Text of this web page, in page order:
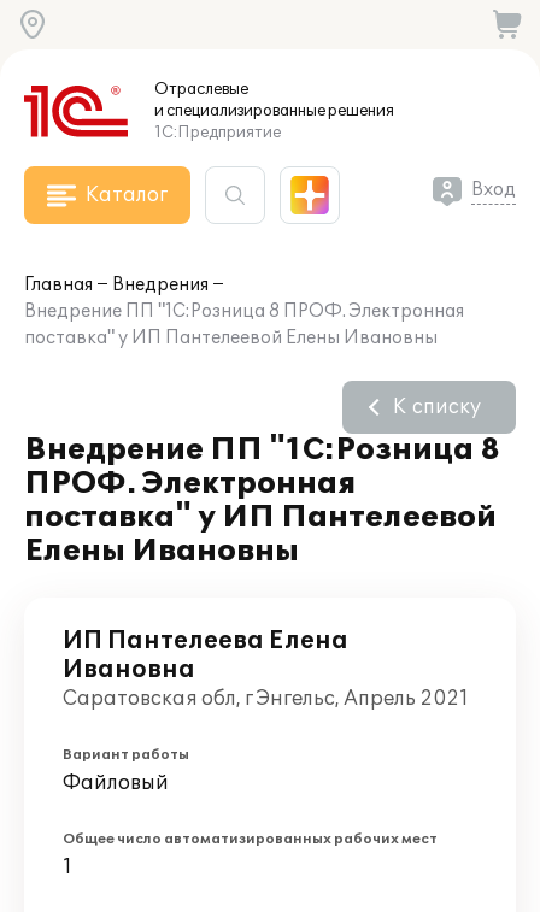
Отраслевые
и специализированныерешения
1С:Предприятие
Каталог Вход
Главная
Внедрения
Внедрение ПП "1С:Розница 8 ПРОФ. Электронная
поставка" у ИП Пантелеевой Елены Ивановны
Внедрение ПП "1С:Розница 8
ПРОФ. Электронная
поставка" у ИП Пантелеевой
Елены Ивановны
К списку
ИП Пантелеева Елена
Ивановна
Саратовская обл, г Энгельс, Апрель 2021
Вариант работы
Файловый
Общее число автоматизированных рабочих мест
1